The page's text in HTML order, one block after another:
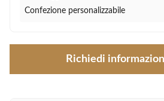
Confezione personalizzabile
Richiedi